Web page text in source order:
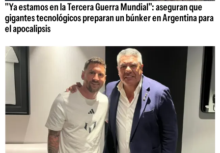
"Ya estamos en la Tercera Guerra Mundial": aseguran que
gigantes tecnológicos preparan un búnker en Argentina para
el apocalipsis